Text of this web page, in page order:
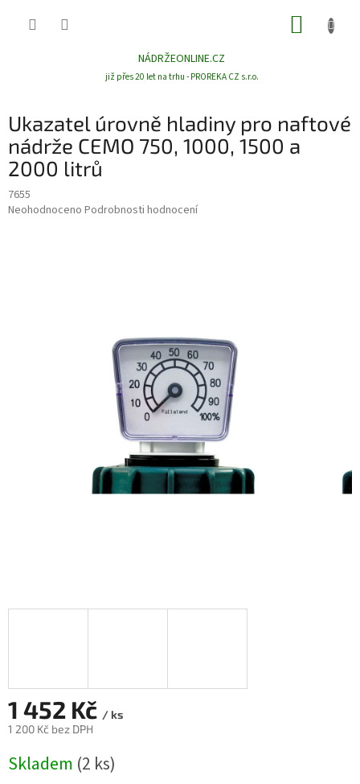
NÁDRŽEONLINE.CZ
již přes 20 let na trhu - PROREKA CZ s.r.o.
Ukazatel úrovně hladiny pro naftové
nádrže CEMO 750, 1000, 1500 a
2000 litrů
7655
Průměrné
Neohodnoceno Podrobnosti hodnocení
1 452 Kč / ks
1 200 Kč bez DPH
cena:
Skladem (2 ks)